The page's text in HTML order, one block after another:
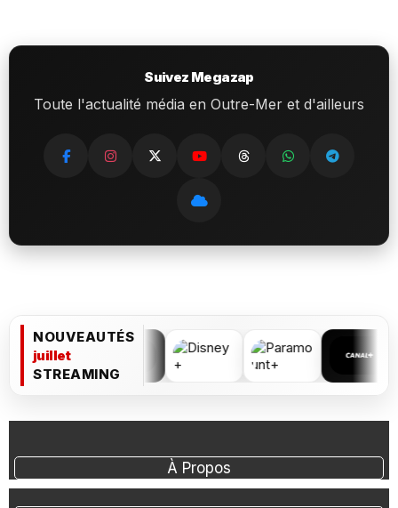
Suivez Megazap
Toute l'actualité média en Outre-Mer et d'ailleurs
NOUVEAUTÉS
juillet
STREAMING
À Propos